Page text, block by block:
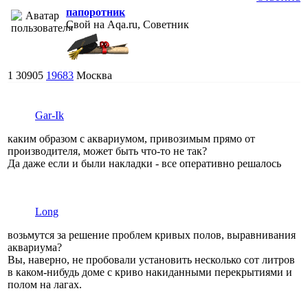
папоротник
Свой на Aqa.ru, Советник
1 30905 19683 Москва
Gar-Ik
каким образом с аквариумом, привозимым прямо от
производителя, может быть что-то не так?
Да даже если и были накладки - все оперативно решалось
Long
возьмутся за решение проблем кривых полов, выравнивания
аквариума?
Вы, наверно, не пробовали установить несколько сот литров
в каком-нибудь доме с криво накиданными перекрытиями и
полом на лагах.